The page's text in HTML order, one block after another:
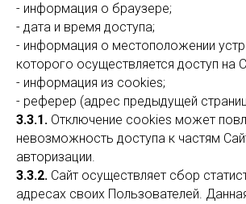
- информация о браузере;
- дата и время доступа;
- информация о местоположении
которого осуществляется доступ на
- информация из cookies;
- реферер (адрес предыдущей
3.3.1. Отключение cookies может
невозможность доступа к частям
авторизации.
3.3.2. Сайт осуществляет сбор
адресах своих Пользователей.